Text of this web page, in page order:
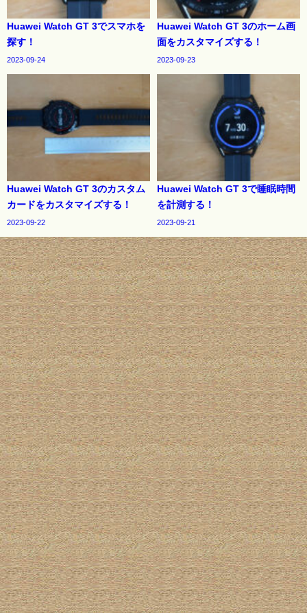
Huawei Watch GT 3でスマホを
探す！
2023-09-24
Huawei Watch GT 3のホーム画
面をカスタマイズする！
2023-09-23
Huawei Watch GT 3のカスタム
カードをカスタマイズする！
2023-09-22
Huawei Watch GT 3で睡眠時間
を計測する！
2023-09-21